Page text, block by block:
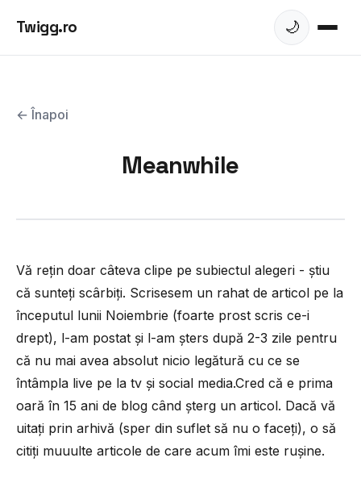
Twigg.ro 🌙
← Înapoi
Meanwhile
Vă rețin doar câteva clipe pe subiectul alegeri - știu
că sunteți scârbiți. Scrisesem un rahat de articol pe la
începutul lunii Noiembrie (foarte prost scris ce-i
drept), l-am postat și l-am șters după 2-3 zile pentru
că nu mai avea absolut nicio legătură cu ce se
întâmpla live pe la tv și social media.Cred că e prima
oară în 15 ani de blog când șterg un articol. Dacă vă
uitați prin arhivă (sper din suflet să nu o faceți), o să
citiți muuulte articole de care acum îmi este rușine.